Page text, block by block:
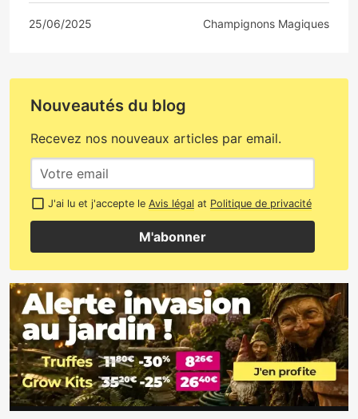
25/06/2025 Champignons Magiques
Nouveautés du blog
Recevez nos nouveaux articles par email.
J'ai lu et j'accepte le Avis légal at Politique de privacité
M'abonner